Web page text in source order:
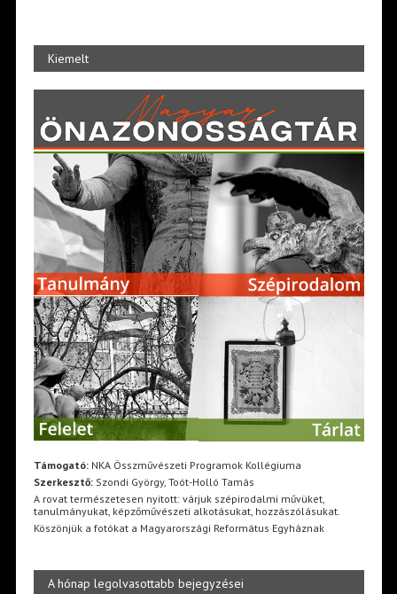
Kiemelt
Támogató:NKA Összművészeti Programok Kollégiuma
Szerkesztő:Szondi György, Toót-Holló Tamás
A rovat természetesen nyitott: várjuk szépirodalmi művüket,
tanulmányukat, képzőművészeti alkotásukat, hozzászólásukat.
Köszönjük a fotókat a Magyarországi Református Egyháznak
A hónap legolvasottabb bejegyzései